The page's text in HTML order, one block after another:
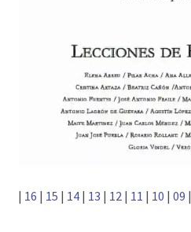
| 16 | 15 | 14| 13 | 12 | 11 | 10 | 09 |